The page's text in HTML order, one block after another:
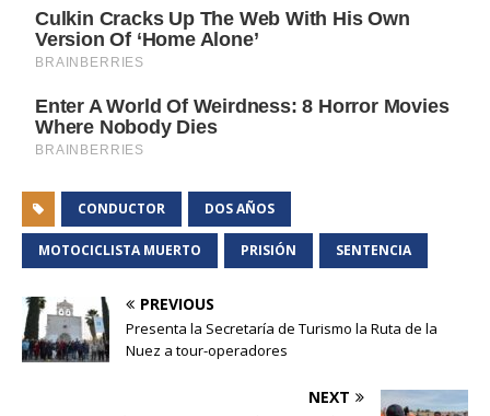
CONDUCTOR DOS AÑOS
MOTOCICLISTA MUERTO PRISIÓN SENTENCIA
PREVIOUS
Presenta la Secretaría de Turismo la Ruta de la
Nuez a tour-operadores
NEXT